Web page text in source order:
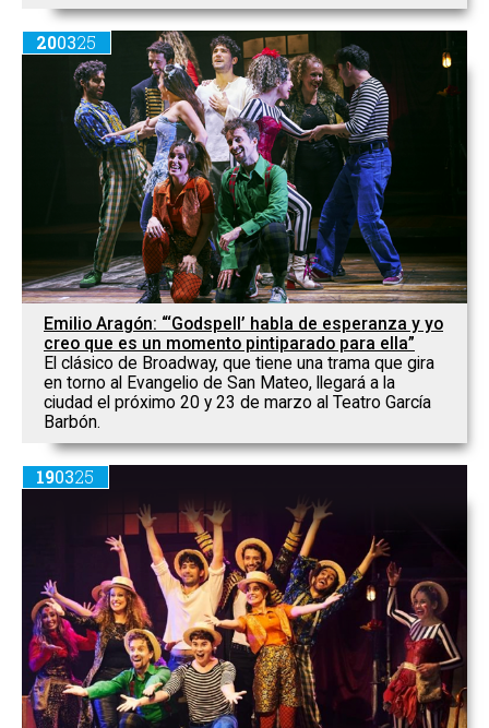
200325
Emilio Aragón: “‘Godspell’ habla de esperanza y yo
creo que es un momento pintiparado para ella”
El clásico de Broadway, que tiene una trama que gira
en torno al Evangelio de San Mateo, llegará a la
ciudad el próximo 20 y 23 de marzo al Teatro García
Barbón.
190325